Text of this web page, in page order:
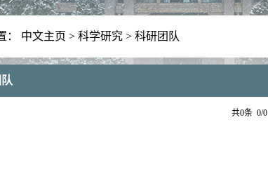
： 中文主页 > 科学研究 > 科研团队
共0条 0/0